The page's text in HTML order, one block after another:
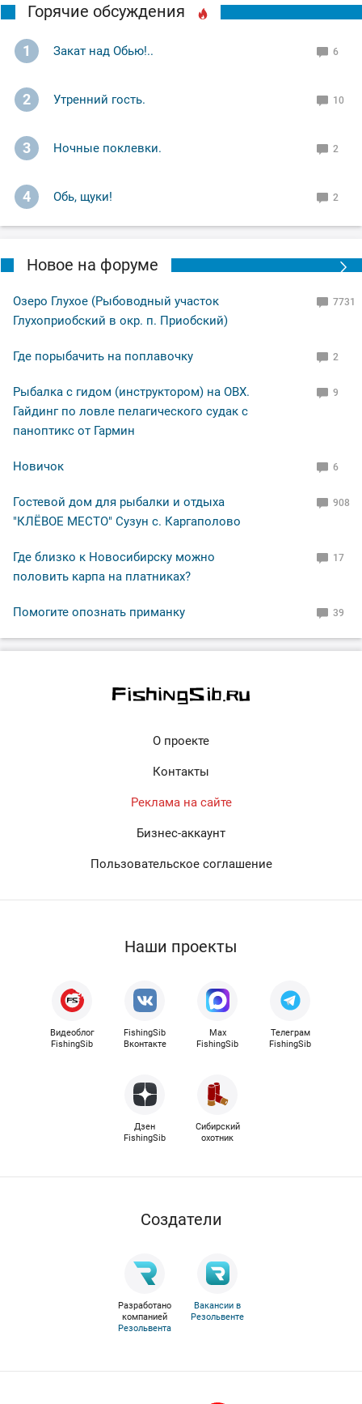
Горячие обсуждения
1 Закат над Обью!.. 6
2 Утренний гость. 10
3 Ночные поклевки. 2
4 Обь, щуки! 2
Новое на форуме
Озеро Глухое (Рыбоводный участок
Глухоприобский в окр. п. Приобский)
7731
Где порыбачить на поплавочку 2
Рыбалка с гидом (инструктором) на ОВХ.
Гайдинг по ловле пелагического судак с
паноптикс от Гармин
9
Новичок 6
Гостевой дом для рыбалки и отдыха
"КЛЁВОЕ МЕСТО" Сузун с. Каргаполово
908
Где близко к Новосибирску можно
половить карпа на платниках?
17
Помогите опознать приманку 39
О проекте
Контакты
Реклама на сайте
Бизнес-аккаунт
Пользовательское соглашение
Наши проекты
Видеоблог
FishingSib
FishingSib
Вконтакте
Max
FishingSib
Телеграм
FishingSib
Дзен
FishingSib
Сибирский
охотник
Cоздатели
Разработано
компанией
Резольвента
Вакансии в
Резольвенте